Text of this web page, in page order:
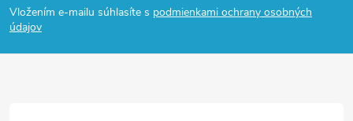
p
Vložením e-mailu súhlasíte s podmienkami ochrany osobných
údajov